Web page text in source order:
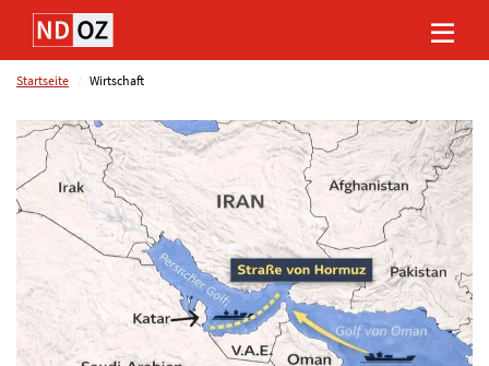
Direkt
Inhalt
(Eingabetaste)
Direkt
Hauptmenu
(Eingabetaste)
Direkt
Suche
(Eingabetaste)
Direkt
Footer
(Eingabetaste)
Startseite Wirtschaft